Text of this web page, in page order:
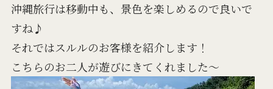
沖縄旅行は移動中も、景色を楽しめるので良いで
すね♪
それではスルルのお客様を紹介します！
こちらのお二人が遊びにきてくれました～